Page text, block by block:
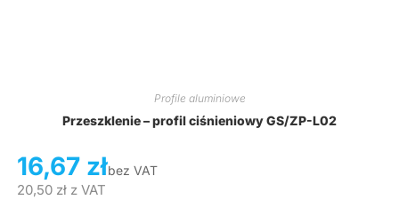
Profile aluminiowe
Przeszklenie – profil ciśnieniowy GS/ZP-L02
16,67 złbez VAT
20,50 złz VAT